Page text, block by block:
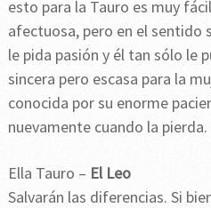
esto para la Tauro es muy
afectuosa, pero en el sentido
le pida pasión y él tan sólo le
sincera pero escasa para la
conocida por su enorme
nuevamente cuando la pierda.
Ella Tauro – El Leo
Salvarán las diferencias. Si